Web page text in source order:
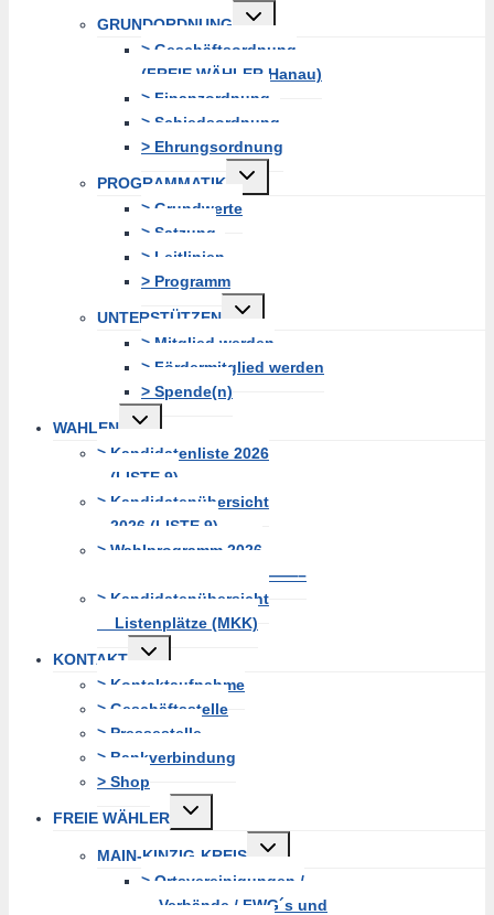
GRUNDORDNUNG
Untermenü
erweitern
> Geschäftsordnung
(FREIE WÄHLER Hanau)
> Finanzordnung
> Schiedsordnung
> Ehrungsordnung
PROGRAMMATIK
Untermenü
erweitern
> Grundwerte
> Satzung
> Leitlinien
> Programm
UNTERSTÜTZEN
Untermenü
erweitern
> Mitglied werden
> Fördermitglied werden
> Spende(n)
WAHLEN
Untermenü
erweitern
> Kandidatenliste 2026
(LISTE 9)
> Kandidatenübersicht
2026 (LISTE 9)
> Wahlprogramm 2026
—————————————–
> Kandidatenübersicht
Listenplätze (MKK)
KONTAKT
Untermenü
erweitern
> Kontaktaufnahme
> Geschäftsstelle
> Pressestelle
> Bankverbindung
> Shop
FREIE WÄHLER
Untermenü
erweitern
MAIN-KINZIG-KREIS
Untermenü
erweitern
> Ortsvereinigungen /
Verbände / FWG´s und